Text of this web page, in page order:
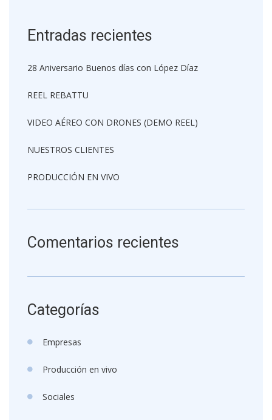
Entradas recientes
28 Aniversario Buenos días con López Díaz
REEL REBATTU
VIDEO AÉREO CON DRONES (DEMO REEL)
NUESTROS CLIENTES
PRODUCCIÓN EN VIVO
Comentarios recientes
Categorías
Empresas
Producción en vivo
Sociales